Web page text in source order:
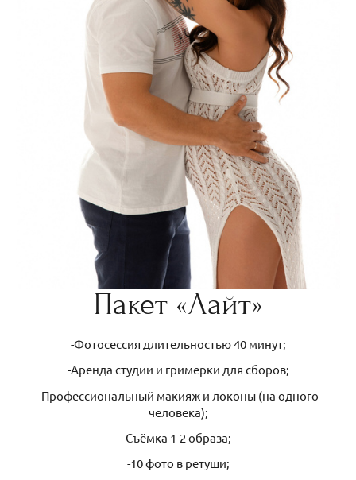
Пакет «Лайт»
-Фотосессия длительностью 40 минут;
-Аренда студии и гримерки для сборов;
-Профессиональный макияж и локоны (на одного
человека);
-Съёмка 1-2 образа;
-10 фото в ретуши;